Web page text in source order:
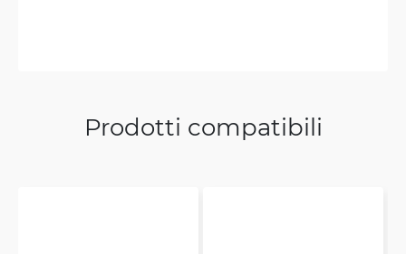
Prodotti compatibili